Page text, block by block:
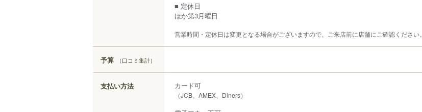
■ 定休日
ほか第3月曜日
営業時間・定休日は変更となる場合がございますので、ご来店前に店舗にご確認ください。
予算 （口コミ集計）
支払い方法 カード可
（JCB、AMEX、Diners）